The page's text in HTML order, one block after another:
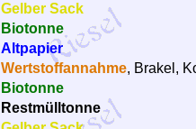
Gelber Sack
Biotonne
Altpapier
Wertstoffannahme, Brakel,
Biotonne
Restmülltonne